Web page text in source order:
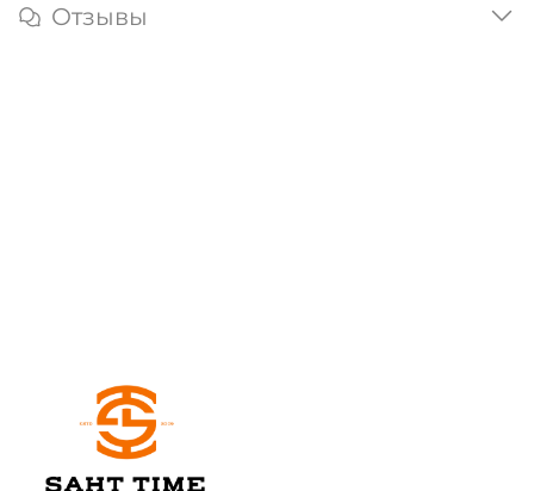
Отзывы